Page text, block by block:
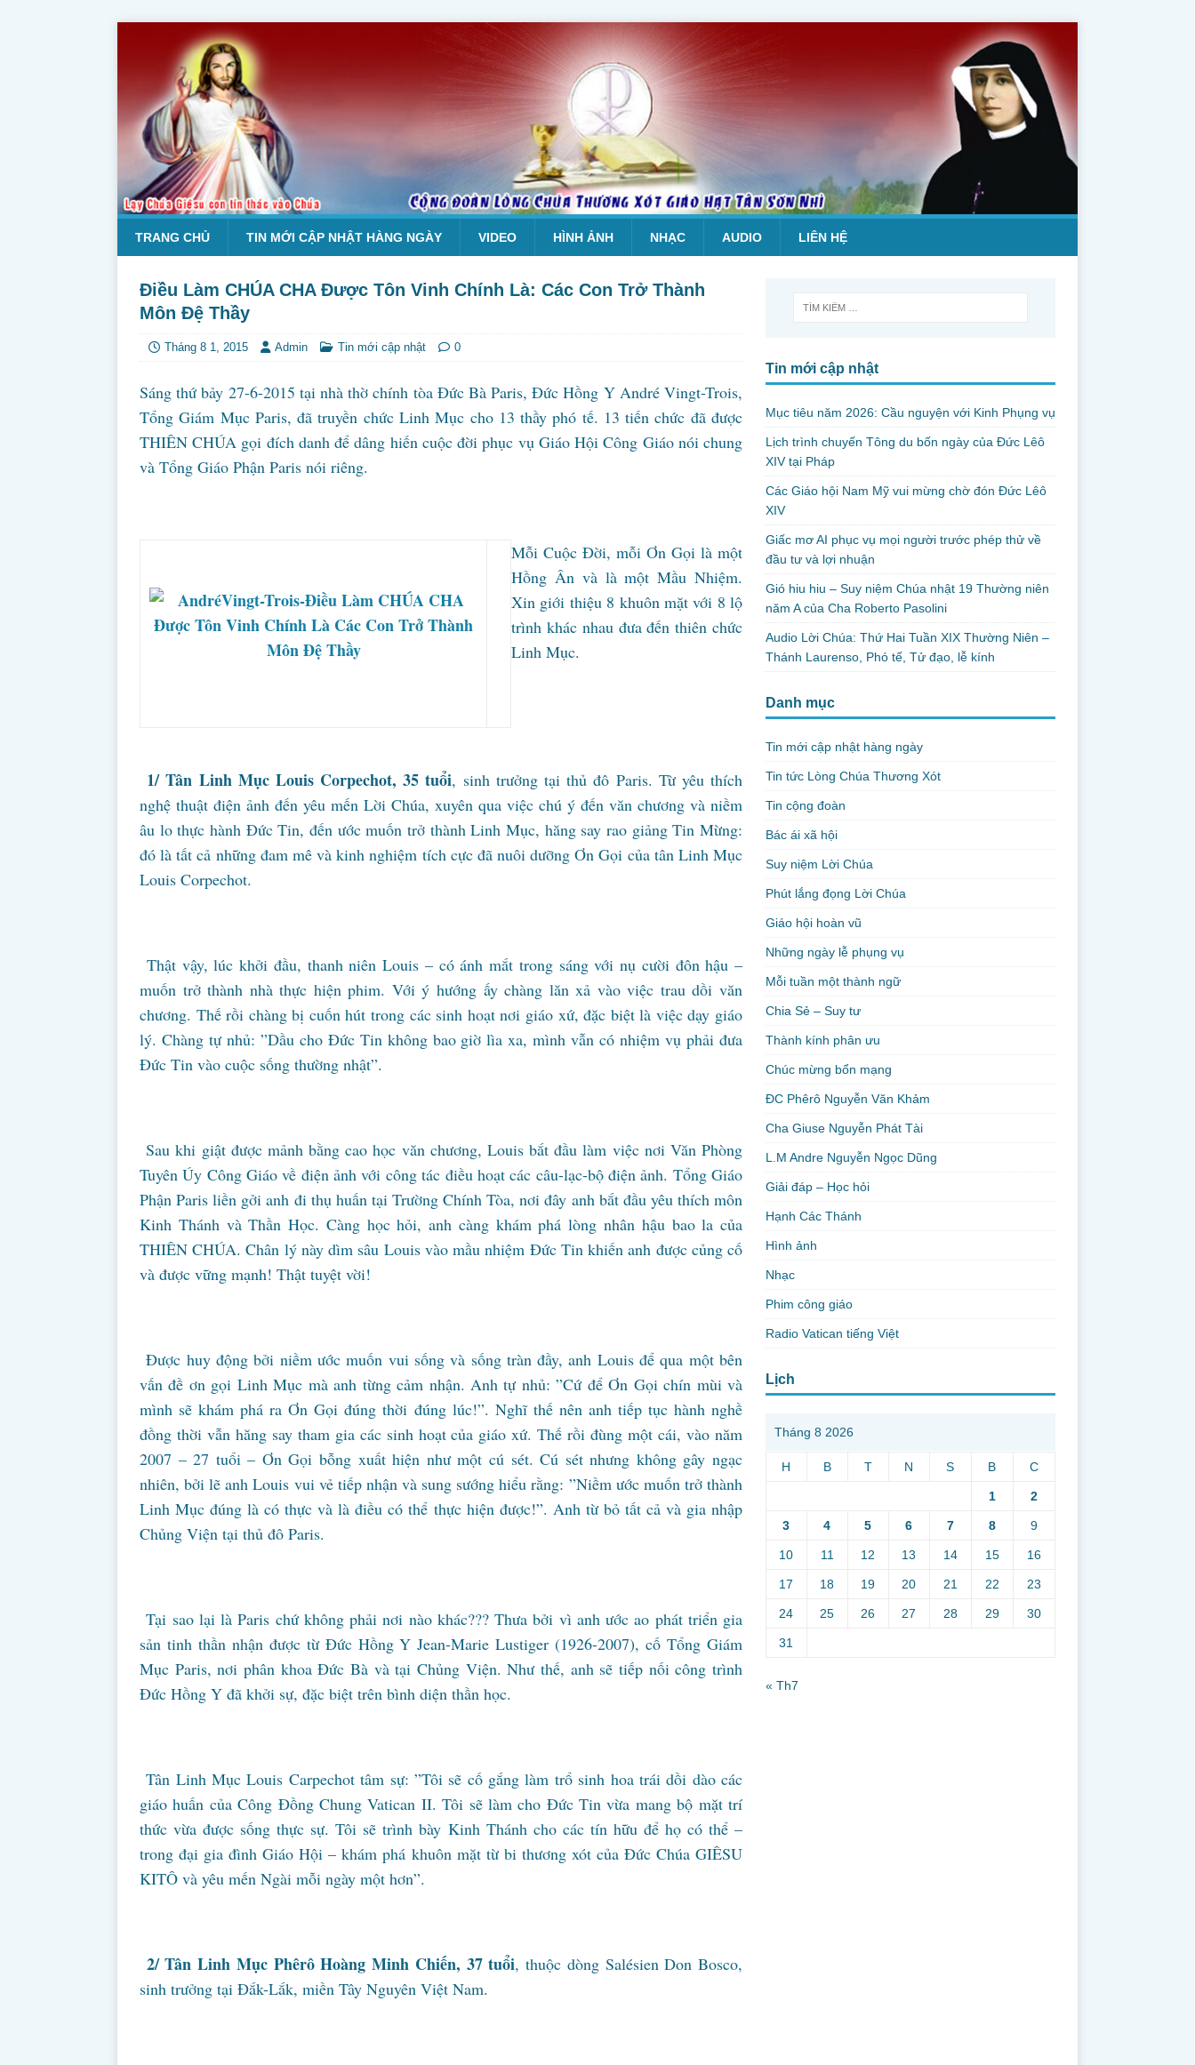
TRANG CHỦ TIN MỚI CẬP NHẬT HÀNG NGÀY VIDEO HÌNH ẢNH NHẠC AUDIO LIÊN HỆ
Điều Làm CHÚA CHA Được Tôn Vinh Chính Là: Các Con Trở Thành
Môn Đệ Thầy
Tháng 8 1, 2015 Admin Tin mới cập nhật 0
Sáng thứ bảy 27-6-2015 tại nhà thờ chính tòa Đức Bà Paris, Đức Hồng Y André Vingt-Trois,
Tổng Giám Mục Paris, đã truyền chức Linh Mục cho 13 thầy phó tế. 13 tiến chức đã được
THIÊN CHÚA gọi đích danh để dâng hiến cuộc đời phục vụ Giáo Hội Công Giáo nói chung
và Tổng Giáo Phận Paris nói riêng.
Mỗi Cuộc Đời, mỗi Ơn Gọi là một
Hồng Ân và là một Mầu Nhiệm.
Xin giới thiệu 8 khuôn mặt với 8 lộ
trình khác nhau đưa đến thiên chức
Linh Mục.
1/ Tân Linh Mục Louis Corpechot, 35 tuổi, sinh trưởng tại thủ đô Paris. Từ yêu thích
nghệ thuật điện ảnh đến yêu mến Lời Chúa, xuyên qua việc chú ý đến văn chương và niềm
âu lo thực hành Đức Tin, đến ước muốn trở thành Linh Mục, hăng say rao giảng Tin Mừng:
đó là tất cả những đam mê và kinh nghiệm tích cực đã nuôi dưỡng Ơn Gọi của tân Linh Mục
Louis Corpechot.
Thật vậy, lúc khởi đầu, thanh niên Louis – có ánh mắt trong sáng với nụ cười đôn hậu –
muốn trở thành nhà thực hiện phim. Với ý hướng ấy chàng lăn xả vào việc trau dồi văn
chương. Thế rồi chàng bị cuốn hút trong các sinh hoạt nơi giáo xứ, đặc biệt là việc dạy giáo
lý. Chàng tự nhủ: ”Dầu cho Đức Tin không bao giờ lìa xa, mình vẫn có nhiệm vụ phải đưa
Đức Tin vào cuộc sống thường nhật”.
Sau khi giật được mảnh bằng cao học văn chương, Louis bắt đầu làm việc nơi Văn Phòng
Tuyên Úy Công Giáo về điện ảnh với công tác điều hoạt các câu-lạc-bộ điện ảnh. Tổng Giáo
Phận Paris liền gởi anh đi thụ huấn tại Trường Chính Tòa, nơi đây anh bắt đầu yêu thích môn
Kinh Thánh và Thần Học. Càng học hỏi, anh càng khám phá lòng nhân hậu bao la của
THIÊN CHÚA. Chân lý này dìm sâu Louis vào mầu nhiệm Đức Tin khiến anh được củng cố
và được vững mạnh! Thật tuyệt vời!
Được huy động bởi niềm ước muốn vui sống và sống tràn đầy, anh Louis để qua một bên
vấn đề ơn gọi Linh Mục mà anh từng cảm nhận. Anh tự nhủ: ”Cứ để Ơn Gọi chín mùi và
mình sẽ khám phá ra Ơn Gọi đúng thời đúng lúc!”. Nghĩ thế nên anh tiếp tục hành nghề
đồng thời vẫn hăng say tham gia các sinh hoạt của giáo xứ. Thế rồi đùng một cái, vào năm
2007 – 27 tuổi – Ơn Gọi bỗng xuất hiện như một cú sét. Cú sét nhưng không gây ngạc
nhiên, bởi lẽ anh Louis vui vẻ tiếp nhận và sung sướng hiểu rằng: ”Niềm ước muốn trở thành
Linh Mục đúng là có thực và là điều có thể thực hiện được!”. Anh từ bỏ tất cả và gia nhập
Chủng Viện tại thủ đô Paris.
Tại sao lại là Paris chứ không phải nơi nào khác??? Thưa bởi vì anh ước ao phát triển gia
sản tinh thần nhận được từ Đức Hồng Y Jean-Marie Lustiger (1926-2007), cố Tổng Giám
Mục Paris, nơi phân khoa Đức Bà và tại Chủng Viện. Như thế, anh sẽ tiếp nối công trình
Đức Hồng Y đã khởi sự, đặc biệt trên bình diện thần học.
Tân Linh Mục Louis Carpechot tâm sự: ”Tôi sẽ cố gắng làm trổ sinh hoa trái dồi dào các
giáo huấn của Công Đồng Chung Vatican II. Tôi sẽ làm cho Đức Tin vừa mang bộ mặt trí
thức vừa được sống thực sự. Tôi sẽ trình bày Kinh Thánh cho các tín hữu để họ có thể –
trong đại gia đình Giáo Hội – khám phá khuôn mặt từ bi thương xót của Đức Chúa GIÊSU
KITÔ và yêu mến Ngài mỗi ngày một hơn”.
2/ Tân Linh Mục Phêrô Hoàng Minh Chiến, 37 tuổi, thuộc dòng Salésien Don Bosco,
sinh trưởng tại Đắk-Lắk, miền Tây Nguyên Việt Nam.
Tin mới cập nhật
Mục tiêu năm 2026: Cầu nguyện với Kinh Phụng vụ
Lịch trình chuyến Tông du bốn ngày của Đức Lêô
XIV tại Pháp
Các Giáo hội Nam Mỹ vui mừng chờ đón Đức Lêô
XIV
Giấc mơ AI phục vụ mọi người trước phép thử về
đầu tư và lợi nhuận
Gió hiu hiu – Suy niệm Chúa nhật 19 Thường niên
năm A của Cha Roberto Pasolini
Audio Lời Chúa: Thứ Hai Tuần XIX Thường Niên –
Thánh Laurenso, Phó tế, Tử đạo, lễ kính
Danh mục
Tin mới cập nhật hàng ngày
Tin tức Lòng Chúa Thương Xót
Tin cộng đoàn
Bác ái xã hội
Suy niệm Lời Chúa
Phút lắng đọng Lời Chúa
Giáo hội hoàn vũ
Những ngày lễ phụng vụ
Mỗi tuần một thành ngữ
Chia Sẻ – Suy tư
Thành kính phân ưu
Chúc mừng bổn mạng
ĐC Phêrô Nguyễn Văn Khảm
Cha Giuse Nguyễn Phát Tài
L.M Andre Nguyễn Ngọc Dũng
Giải đáp – Học hỏi
Hạnh Các Thánh
Hình ảnh
Nhạc
Phim công giáo
Radio Vatican tiếng Việt
Lịch
Tháng 8 2026
H B T N S B C
1 2
3 4 5 6 7 8 9
10 11 12 13 14 15 16
17 18 19 20 21 22 23
24 25 26 27 28 29 30
31
« Th7